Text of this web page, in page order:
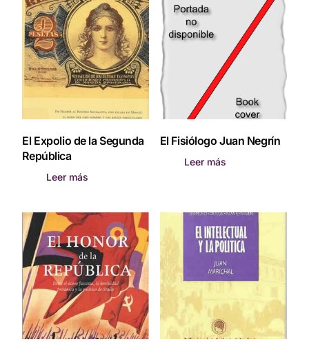
El Expolio de la Segunda
República
Leer más
El Fisiólogo Juan Negrín
Leer más